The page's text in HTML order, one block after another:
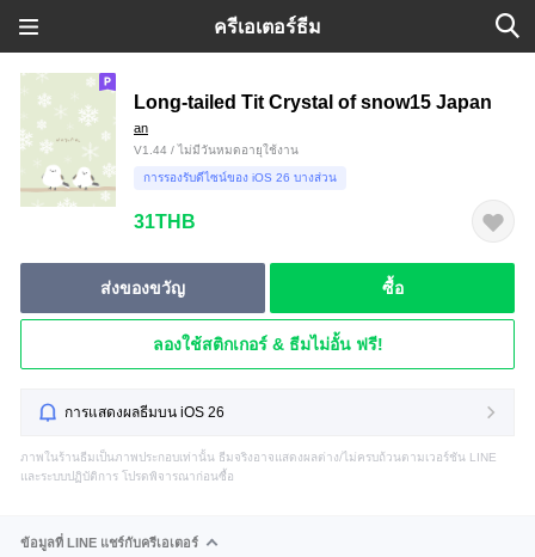
ครีเอเตอร์ธีม
Long-tailed Tit Crystal of snow15 Japan
an
V1.44 / ไม่มีวันหมดอายุใช้งาน
การรองรับดีไซน์ของ iOS 26 บางส่วน
31THB
ส่งของขวัญ ซื้อ
ลองใช้สติกเกอร์ & ธีมไม่อั้น ฟรี!
การแสดงผลธีมบน iOS 26
ภาพในร้านธีมเป็นภาพประกอบเท่านั้น ธีมจริงอาจแสดงผลต่าง/ไม่ครบถ้วนตามเวอร์ชัน LINE
และระบบปฏิบัติการ โปรดพิจารณาก่อนซื้อ
ข้อมูลที่ LINE แชร์กับครีเอเตอร์